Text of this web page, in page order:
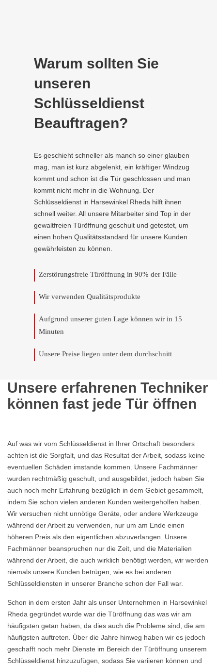
Warum sollten Sie
unseren
Schlüsseldienst
Beauftragen?
Es geschieht schneller als manch so einer glauben
mag, man ist kurz abgelenkt, ein kräftiger Windzug
kommt und schon ist die Tür geschlossen und man
kommt nicht mehr in die Wohnung. Der
Schlüsseldienst in Harsewinkel Rheda hilft ihnen
schnell weiter. All unsere Mitarbeiter sind Top in der
gewaltfreien Türöffnung geschult und getestet, um
einen hohen Qualitätsstandard für unsere Kunden
gewährleisten zu können.
Zerstörungsfreie Türöffnung in 90% der Fälle
Wir verwenden Qualitätsprodukte
Aufgrund unserer guten Lage können wir in 15
Minuten
Unsere Preise liegen unter dem durchschnitt
Unsere erfahrenen Techniker
können fast jede Tür öffnen
Auf was wir vom Schlüsseldienst in Ihrer Ortschaft besonders
achten ist die Sorgfalt, und das Resultat der Arbeit, sodass keine
eventuellen Schäden imstande kommen. Unsere Fachmänner
wurden rechtmäßig geschult, und ausgebildet, jedoch haben Sie
auch noch mehr Erfahrung bezüglich in dem Gebiet gesammelt,
indem Sie schon vielen anderen Kunden weitergeholfen haben.
Wir versuchen nicht unnötige Geräte, oder andere Werkzeuge
während der Arbeit zu verwenden, nur um am Ende einen
höheren Preis als den eigentlichen abzuverlangen. Unsere
Fachmänner beanspruchen nur die Zeit, und die Materialien
während der Arbeit, die auch wirklich benötigt werden, wir werden
niemals unsere Kunden betrügen, wie es bei anderen
Schlüsseldiensten in unserer Branche schon der Fall war.
Schon in dem ersten Jahr als unser Unternehmen in Harsewinkel
Rheda gegründet wurde war die Türöffnung das was wir am
häufigsten getan haben, da dies auch die Probleme sind, die am
häufigsten auftreten. Über die Jahre hinweg haben wir es jedoch
geschafft noch mehr Dienste im Bereich der Türöffnung unserem
Schlüsseldienst hinzuzufügen, sodass Sie variieren können und